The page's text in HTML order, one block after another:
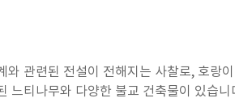
와 관련된 전설이 전해지는 사찰로, 호랑
느티나무와 다양한 불교 건축물이 있습니